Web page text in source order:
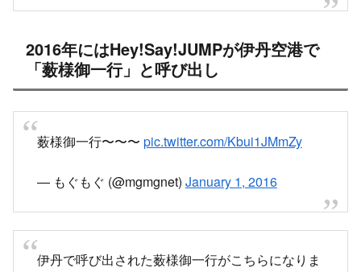
2016年にはHey!Say!JUMPが伊丹空港で
「薮様御一行」と呼び出し
薮様御一行〜〜〜 pic.twitter.com/Kbui1JMmZy
— もぐもぐ (@mgmgnet) January 1, 2016
伊丹で呼び出された薮様御一行がこちらになりま